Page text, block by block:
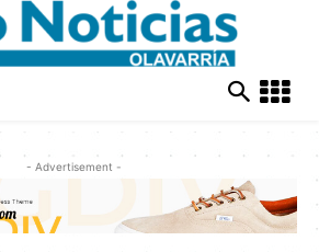
- Advertisement -